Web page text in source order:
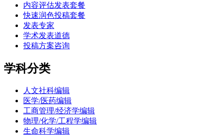
内容评估发表套餐
快速润色投稿套餐
发表专家
学术发表道德
投稿方案咨询
学科分类
人文社科编辑
医学/医药编辑
工商管理/经济学编辑
物理/化学/工程学编辑
生命科学编辑